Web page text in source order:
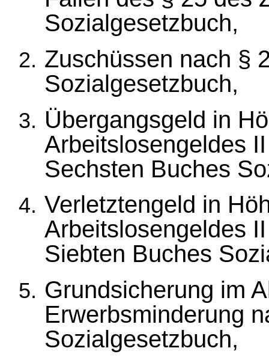
Sozialgesetzbuch,
Zuschüssen nach §
Sozialgesetzbuch,
Übergangsgeld in
Arbeitslosengeldes
Sechsten Buches
Verletztengeld in
Arbeitslosengeldes
Siebten Buches
Grundsicherung im
Erwerbsminderung
Sozialgesetzbuch,